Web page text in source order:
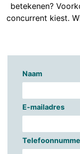
betekenen?
concurrent kiest.
Naam
E-mailadres